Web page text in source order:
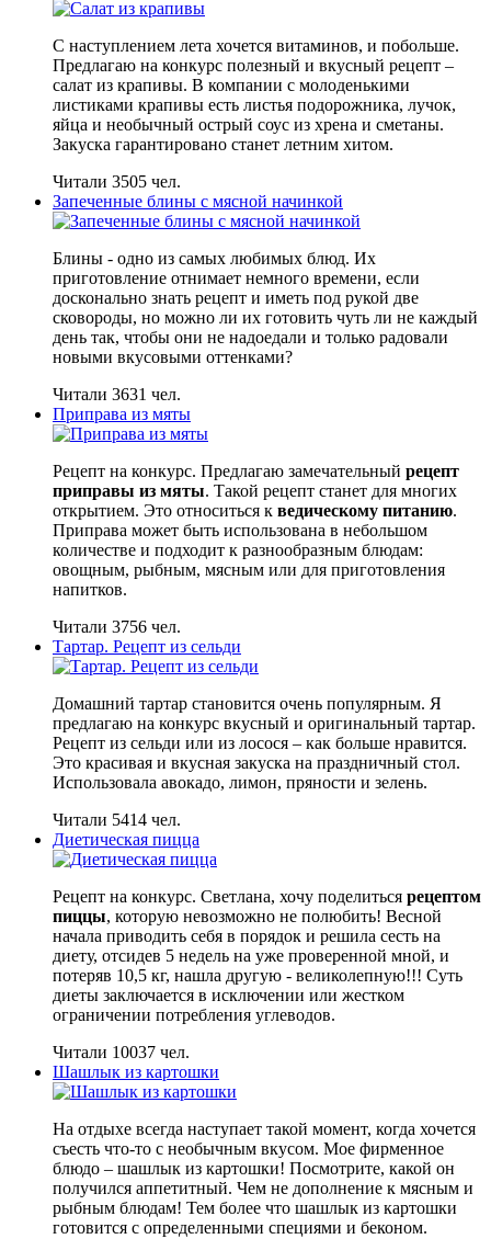
С наступлением лета хочется витаминов, и побольше.
Предлагаю на конкурс полезный и вкусный рецепт –
салат из крапивы. В компании с молоденькими
листиками крапивы есть листья подорожника, лучок,
яйца и необычный острый соус из хрена и сметаны.
Закуска гарантировано станет летним хитом.
Читали 3505 чел.
Запеченные блины с мясной начинкой
Блины - одно из самых любимых блюд. Их
приготовление отнимает немного времени, если
досконально знать рецепт и иметь под рукой две
сковороды, но можно ли их готовить чуть ли не каждый
день так, чтобы они не надоедали и только радовали
новыми вкусовыми оттенками?
Читали 3631 чел.
Приправа из мяты
Рецепт на конкурс. Предлагаю замечательный рецепт
приправы из мяты. Такой рецепт станет для многих
открытием. Это относиться к ведическому питанию.
Приправа может быть использована в небольшом
количестве и подходит к разнообразным блюдам:
овощным, рыбным, мясным или для приготовления
напитков.
Читали 3756 чел.
Тартар. Рецепт из сельди
Домашний тартар становится очень популярным. Я
предлагаю на конкурс вкусный и оригинальный тартар.
Рецепт из сельди или из лосося – как больше нравится.
Это красивая и вкусная закуска на праздничный стол.
Использовала авокадо, лимон, пряности и зелень.
Читали 5414 чел.
Диетическая пицца
Рецепт на конкурс. Светлана, хочу поделиться рецептом
пиццы, которую невозможно не полюбить! Весной
начала приводить себя в порядок и решила сесть на
диету, отсидев 5 недель на уже проверенной мной, и
потеряв 10,5 кг, нашла другую - великолепную!!! Суть
диеты заключается в исключении или жестком
ограничении потребления углеводов.
Читали 10037 чел.
Шашлык из картошки
На отдыхе всегда наступает такой момент, когда хочется
съесть что-то с необычным вкусом. Мое фирменное
блюдо – шашлык из картошки! Посмотрите, какой он
получился аппетитный. Чем не дополнение к мясным и
рыбным блюдам! Тем более что шашлык из картошки
готовится с определенными специями и беконом.